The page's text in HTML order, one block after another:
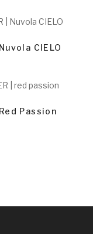
CIELO
Passion